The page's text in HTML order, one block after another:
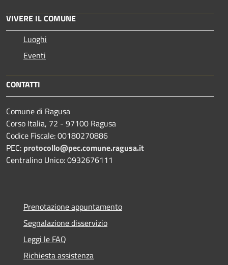
VIVERE IL COMUNE
Luoghi
Eventi
CONTATTI
Comune di Ragusa
Corso Italia, 72 - 97100 Ragusa
Codice Fiscale: 00180270886
PEC: protocollo@pec.comune.ragusa.it
Centralino Unico: 0932676111
Prenotazione appuntamento
Segnalazione disservizio
Leggi le FAQ
Richiesta assistenza